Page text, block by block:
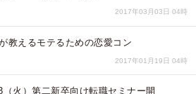
2017年03月03日 04時
教えるモテるための恋愛コン
2017年01月19日 04時
火）第二新卒向け転職セミナー開